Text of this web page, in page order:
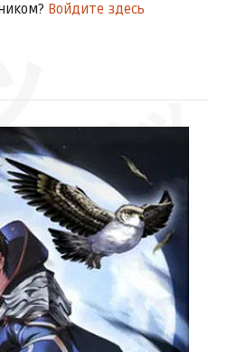
アッ
Войдите здесь